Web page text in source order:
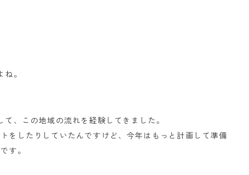
。
、この地域の流れを経験してきました。
をしたりしていたんですけど、今年はもっと計画して準備
す。